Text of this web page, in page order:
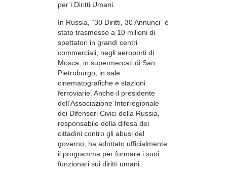
per i Diritti Umani.
In Russia, “30 Diritti, 30 Annunci” è
stato trasmesso a 10 milioni di
spettatori in grandi centri
commerciali, negli aeroporti di
Mosca, in supermercati di San
Pietroburgo, in sale
cinematografiche e stazioni
ferroviarie. Anche il presidente
dell’Associazione Interregionale
dei Difensori Civici della Russia,
responsabile della difesa dei
cittadini contro gli abusi del
governo, ha adottato ufficialmente
il programma per formare i suoi
funzionari sui diritti umani.